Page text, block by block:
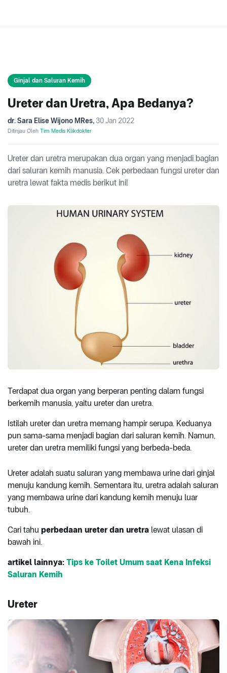
Ginjal dan Saluran Kemih
Ureter dan Uretra, Apa Bedanya?
dr. Sara Elise Wijono MRes, 30 Jan 2022
Ditinjau Oleh Tim Medis Klikdokter
Ureter dan uretra merupakan dua organ yang menjadi bagian
dari saluran kemih manusia. Cek perbedaan fungsi ureter dan
uretra lewat fakta medis berikut ini!
Terdapat dua organ yang berperan penting dalam fungsi
berkemih manusia, yaitu ureter dan uretra.
Istilah ureter dan uretra memang hampir serupa. Keduanya
pun sama-sama menjadi bagian dari saluran kemih. Namun,
ureter dan uretra memiliki fungsi yang berbeda-beda.
Ureter adalah suatu saluran yang membawa urine dari ginjal
menuju kandung kemih. Sementara itu, uretra adalah saluran
yang membawa urine dari kandung kemih menuju luar
tubuh.
Cari tahu perbedaan ureter dan uretra lewat ulasan di
bawah ini.
artikel lainnya: Tips ke Toilet Umum saat Kena Infeksi
Saluran Kemih
Ureter